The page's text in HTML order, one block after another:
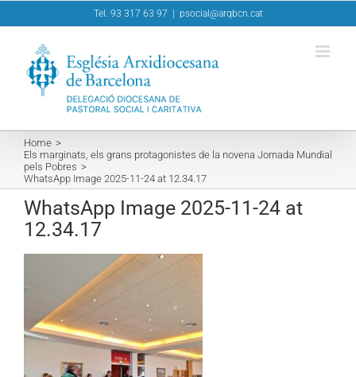
to
Tel. 93 317 63 97 psocial@arqbcn.cat
Home
Els marginats, els grans protagonistes de la novena Jornada Mundial
pels Pobres
WhatsApp Image 2025-11-24 at 12.34.17
WhatsApp Image 2025-11-24 at
12.34.17